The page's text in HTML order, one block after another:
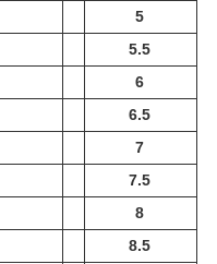
5
5.5
6
6.5
7
7.5
8
8.5